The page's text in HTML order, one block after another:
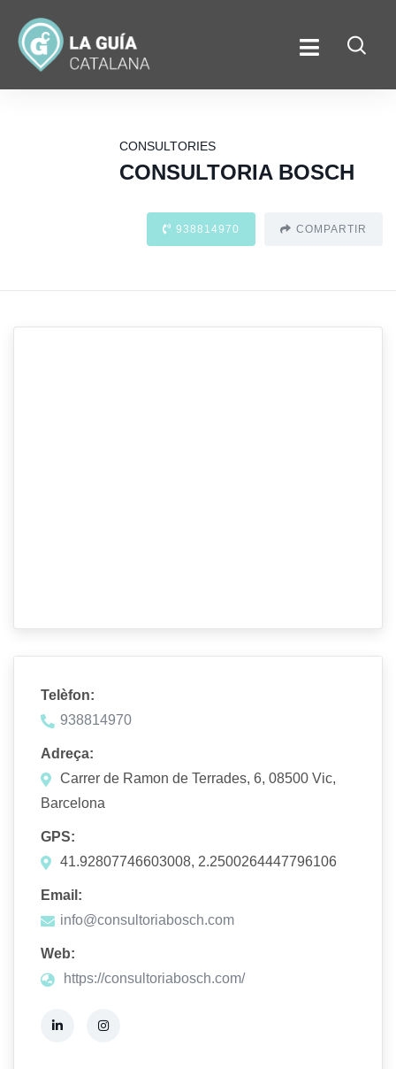
CONSULTORIES
CONSULTORIA BOSCH
938814970 COMPARTIR
Telèfon:
938814970
Adreça:
Carrer de Ramon de Terrades, 6, 08500 Vic,
Barcelona
GPS:
41.92807746603008, 2.2500264447796106
Email:
info@consultoriabosch.com
Web:
https://consultoriabosch.com/